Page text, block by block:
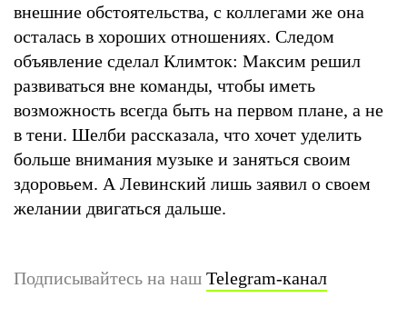
внешние обстоятельства, с коллегами же она
осталась в хороших отношениях. Следом
объявление сделал Климток: Максим решил
развиваться вне команды, чтобы иметь
возможность всегда быть на первом плане, а не
в тени. Шелби рассказала, что хочет уделить
больше внимания музыке и заняться своим
здоровьем. А Левинский лишь заявил о своем
желании двигаться дальше.
Подписывайтесь на наш Telegram-канал